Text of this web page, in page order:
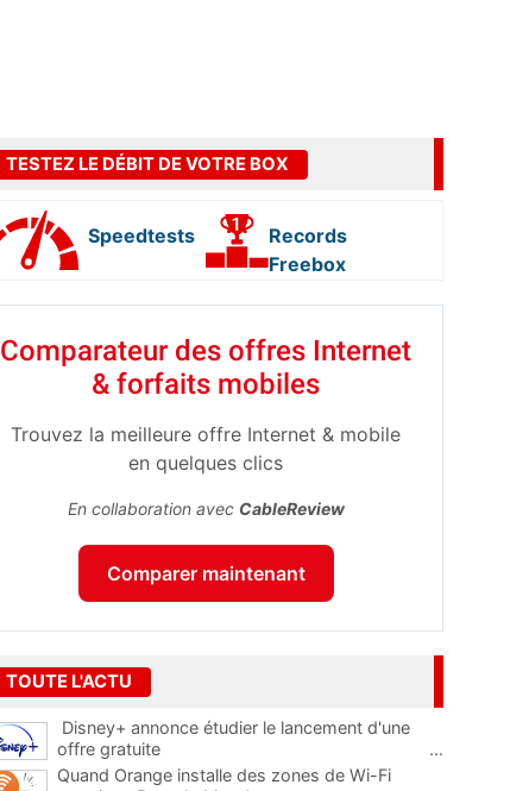
TESTEZ LE DÉBIT DE VOTRE BOX
Speedtests
Records
Freebox
Comparateur des offres Internet
& forfaits mobiles
Trouvez la meilleure offre Internet & mobile
en quelques clics
En collaboration avec CableReview
Comparer maintenant
TOUTE L'ACTU
Disney+ annonce étudier le lancement d'une
offre gratuite
...
Quand Orange installe des zones de Wi-Fi